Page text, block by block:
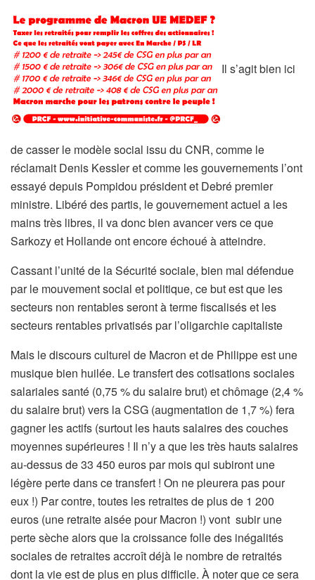
Il s’agit bien ici
de casser le modèle social issu du CNR, comme le
réclamait Denis Kessler et comme les gouvernements l’ont
essayé depuis Pompidou président et Debré premier
ministre. Libéré des partis, le gouvernement actuel a les
mains très libres, il va donc bien avancer vers ce que
Sarkozy et Hollande ont encore échoué à atteindre.
Cassant l’unité de la Sécurité sociale, bien mal défendue
par le mouvement social et politique, ce but est que les
secteurs non rentables seront à terme fiscalisés et les
secteurs rentables privatisés par l’oligarchie capitaliste
Mais le discours culturel de Macron et de Philippe est une
musique bien huilée. Le transfert des cotisations sociales
salariales santé (0,75 % du salaire brut) et chômage (2,4 %
du salaire brut) vers la CSG (augmentation de 1,7 %) fera
gagner les actifs (surtout les hauts salaires des couches
moyennes supérieures ! Il n’y a que les très hauts salaires
au-dessus de 33 450 euros par mois qui subiront une
légère perte dans ce transfert ! On ne pleurera pas pour
eux !) Par contre, toutes les retraites de plus de 1 200
euros (une retraite aisée pour Macron !) vont subir une
perte sèche alors que la croissance folle des inégalités
sociales de retraites accroît déjà le nombre de retraités
dont la vie est de plus en plus difficile. À noter que ce sera